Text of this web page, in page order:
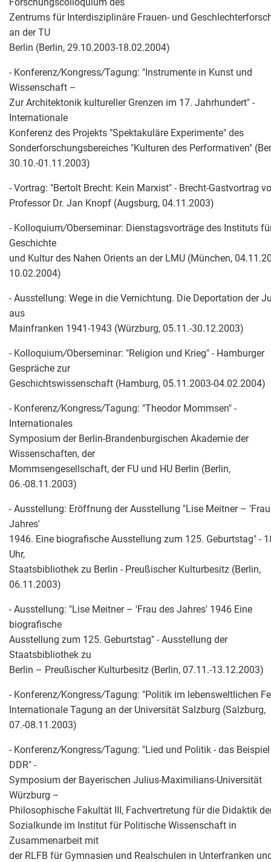
Zentrums für Interdisziplinäre Frauen- und
an der TU
Berlin (Berlin, 29.10.2003-18.02.2004)
- Konferenz/Kongress/Tagung: "Instrumente in Kunst und
Wissenschaft –
Zur Architektonik kultureller Grenzen im 17. Jahrhundert" -
Internationale
Konferenz des Projekts "Spektakuläre Experimente" des
Sonderforschungsbereiches "Kulturen des Performativen"
30.10.-01.11.2003)
- Vortrag: "Bertolt Brecht: Kein Marxist" - Brecht-Gastvortrag
Professor Dr. Jan Knopf (Augsburg, 04.11.2003)
- Kolloquium/Oberseminar: Dienstagsvorträge des Instituts
Geschichte
und Kultur des Nahen Orients an der LMU (München,
10.02.2004)
- Ausstellung: Wege in die Vernichtung. Die Deportation der
aus
Mainfranken 1941-1943 (Würzburg, 05.11.-30.12.2003)
- Kolloquium/Oberseminar: "Religion und Krieg" - Hamburger
Gespräche zur
Geschichtswissenschaft (Hamburg, 05.11.2003-04.02.2004)
- Konferenz/Kongress/Tagung: "Theodor Mommsen" -
Internationales
Symposium der Berlin-Brandenburgischen Akademie der
Wissenschaften, der
Mommsengesellschaft, der FU und HU Berlin (Berlin,
06.-08.11.2003)
- Ausstellung: Eröffnung der Ausstellung "Lise Meitner –
Jahres'
1946. Eine biografische Ausstellung zum 125. Geburtstag" -
Uhr,
Staatsbibliothek zu Berlin - Preußischer Kulturbesitz (Berlin,
06.11.2003)
- Ausstellung: "Lise Meitner – 'Frau des Jahres' 1946 Eine
biografische
Ausstellung zum 125. Geburtstag" - Ausstellung der
Staatsbibliothek zu
Berlin – Preußischer Kulturbesitz (Berlin, 07.11.-13.12.2003)
- Konferenz/Kongress/Tagung: "Politik im lebensweltlichen
Internationale Tagung an der Universität Salzburg (Salzburg,
07.-08.11.2003)
- Konferenz/Kongress/Tagung: "Lied und Politik - das Beispiel
DDR" -
Symposium der Bayerischen Julius-Maximilians-Universität
Würzburg –
Philosophische Fakultät III, Fachvertretung für die Didaktik
Sozialkunde im Institut für Politische Wissenschaft in
Zusammenarbeit mit
der RLFB für Gymnasien und Realschulen in Unterfranken